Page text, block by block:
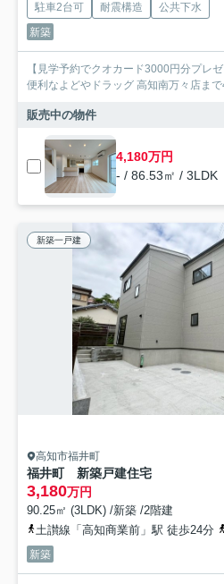
駐車2台可 耐震構造
公共下水
新築
【見学予約でクオカード3000円分プレ
便利なよどやドラッグ 高知南万々店ま
販売中の物件
4,180万円
- / 86.53㎡ / 3LDK
新築一戸建
高知市福井町
福井町 新築戸建住宅
3,180万円
90.25㎡ (3LDK) /新築 /2階建
土讃線「高知商業前」駅 徒歩24分
新築